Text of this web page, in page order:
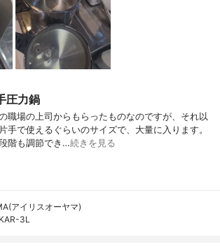
圧力鍋
職場の上司からもらったものなのですが、それ以
手で使えるぐらいのサイズで、大量に入ります。
階も調節でき…続きを見る
アイリスオーヤマ)
3L